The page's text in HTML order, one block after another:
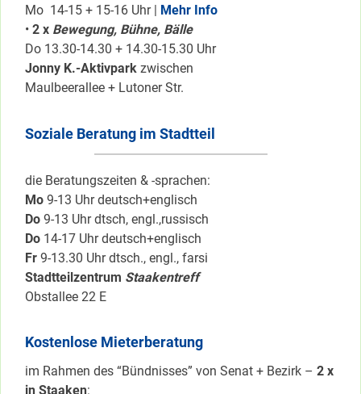
Mo 14-15 + 15-16 Uhr | Mehr Info
• 2 x Bewegung, Bühne, Bälle
Do 13.30-14.30 + 14.30-15.30 Uhr
Jonny K.-Aktivpark zwischen
Maulbeerallee + Lutoner Str.
Soziale Beratung im Stadtteil
die Beratungszeiten & -sprachen:
Mo 9-13 Uhr deutsch+englisch
Do 9-13 Uhr dtsch, engl.,russisch
Do 14-17 Uhr deutsch+englisch
Fr 9-13.30 Uhr dtsch., engl., farsi
Stadtteilzentrum Staakentreff
Obstallee 22 E
Kostenlose Mieterberatung
im Rahmen des “Bündnisses” von Senat + Bezirk – 2 x
in Staaken: